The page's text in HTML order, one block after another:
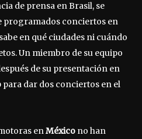
de prensa en Brasil, se
programados conciertos en
en qué ciudades ni cuándo
Un miembro de su equipo
de su presentación en
para dar dos conciertos en el
enMéxico no han